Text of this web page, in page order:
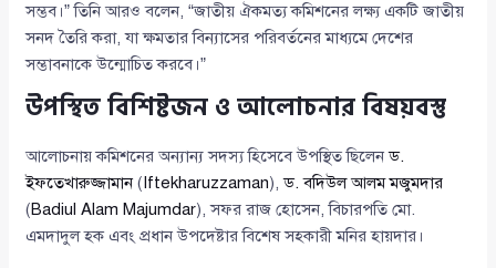
সম্ভব।” তিনি আরও বলেন, “জাতীয় ঐকমত্য কমিশনের লক্ষ্য একটি জাতীয়
সনদ তৈরি করা, যা ক্ষমতার বিন্যাসের পরিবর্তনের মাধ্যমে দেশের
সম্ভাবনাকে উন্মোচিত করবে।”
উপস্থিত বিশিষ্টজন ও আলোচনার বিষয়বস্তু
আলোচনায় কমিশনের অন্যান্য সদস্য হিসেবে উপস্থিত ছিলেনড.
ইফতেখারুজ্জামান( Iftekharuzzaman),ড. বদিউল আলম মজুমদার
(Badiul Alam Majumdar), সফর রাজ হোসেন, বিচারপতি মো.
এমদাদুল হক এবং প্রধান উপদেষ্টার বিশেষ সহকারী মনির হায়দার।